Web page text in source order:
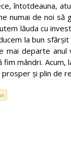
întotdeauna,
numai de noi
lăuda cu
la bun
mai departe
fim mândri. Acum,
și plin de